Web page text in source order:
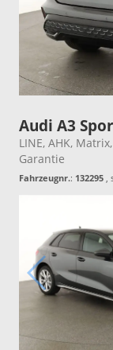
Audi A3
LINE, AHK,
Garantie
Fahrzeugnr.: 132295 ,